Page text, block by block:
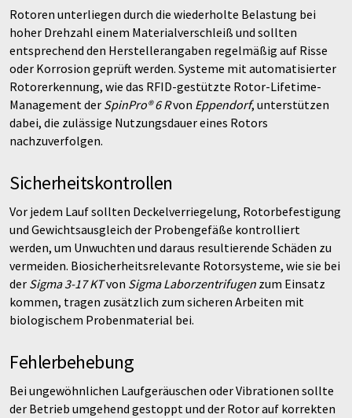
Rotoren unterliegen durch die wiederholte Belastung bei
hoher Drehzahl einem Materialverschleiß und sollten
entsprechend den Herstellerangaben regelmäßig auf Risse
oder Korrosion geprüft werden. Systeme mit automatisierter
Rotorerkennung, wie das RFID-gestützte Rotor-Lifetime-
Management der SpinPro® 6 Rvon Eppendorf, unterstützen
dabei, die zulässige Nutzungsdauer eines Rotors
nachzuverfolgen.
Sicherheitskontrollen
Vor jedem Lauf sollten Deckelverriegelung, Rotorbefestigung
und Gewichtsausgleich der Probengefäße kontrolliert
werden, um Unwuchten und daraus resultierende Schäden zu
vermeiden. Biosicherheitsrelevante Rotorsysteme, wie sie bei
der Sigma 3-17 KTvon Sigma Laborzentrifugen zum Einsatz
kommen, tragen zusätzlich zum sicheren Arbeiten mit
biologischem Probenmaterial bei.
Fehlerbehebung
Bei ungewöhnlichen Laufgeräuschen oder Vibrationen sollte
der Betrieb umgehend gestoppt und der Rotor auf korrekten